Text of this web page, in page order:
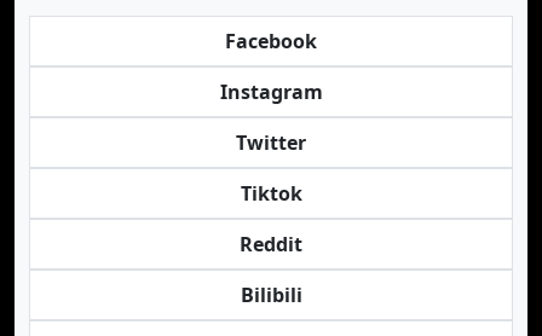
Facebook
Instagram
Twitter
Tiktok
Reddit
Bilibili